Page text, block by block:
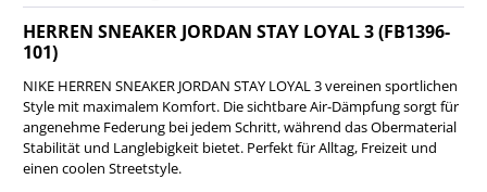
HERREN SNEAKER JORDAN STAY LOYAL 3 (FB1396-
101)
NIKE HERREN SNEAKER JORDAN STAY LOYAL 3 vereinen sportlichen
Style mit maximalem Komfort. Die sichtbare Air-Dämpfung sorgt für
angenehme Federung bei jedem Schritt, während das Obermaterial
Stabilität und Langlebigkeit bietet. Perfekt für Alltag, Freizeit und
einen coolen Streetstyle.